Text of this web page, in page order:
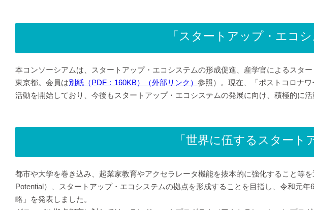
「スタートアップ・エコ
本コンソーシアムは、スタートアップ・エコシステムの形成促進、産学官によるスタ
東京都。会員は別紙（PDF：160KB）（外部リンク） 参照）。現在、「ポストコロナ
活動を開始しており、今後もスタートアップ・エコシステムの発展に向け、積極的に活
「世界に伍するスタート
都市や大学を巻き込み、起業家教育やアクセラレータ機能を抜本的に強化すること等
Potential）、スタートアップ・エコシステムの拠点を形成することを目指し、令和元
略」を発表しました。